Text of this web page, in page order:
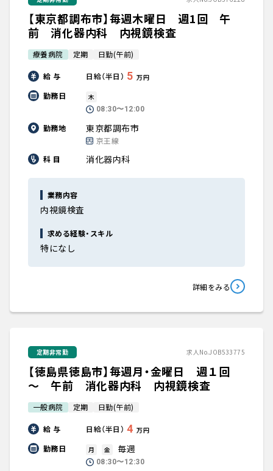
【東京都調布市】毎週木曜日 週1回 午
前 消化器内科 内視鏡検査
療養病院 定期 日勤(午前)
給 与 日給（半日） 5 万円
勤務日 木
08:30〜12:00
勤務地 東京都調布市
京王線
科 目
消化器内科
業務内容
内視鏡検査
求める経験・スキル
特になし
詳細をみる
定期非常勤 求人No.JOB533775
【徳島県徳島市】毎週月・金曜日 週１回
～ 午前 消化器内科 内視鏡検査
一般病院 定期 日勤(午前)
給 与 日給（半日） 4 万円
勤務日 月 金 毎週
08:30〜12:30